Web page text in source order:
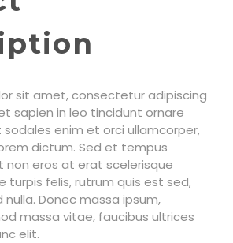
sit amet, consectetur adipiscing
sapien in leo tincidunt ornare
sodales enim et orci ullamcorper,
dictum. Sed et tempus
non eros at erat scelerisque
turpis felis, rutrum quis est sed,
Donec massa ipsum,
massa vitae, faucibus ultrices
elit.